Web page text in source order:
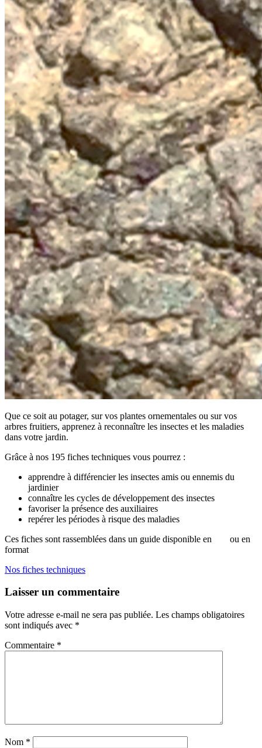
Que ce soit au potager, sur vos plantes ornementales ou sur vos
arbres fruitiers, apprenez à reconnaître les insectes et les maladies
dans votre jardin.
Grâce à nos 195 fiches techniques vous pourrez :
apprendre à différencier les insectes amis ou ennemis du
jardinier
connaître les cycles de développement des insectes
favoriser la présence des auxiliaires
repérer les périodes à risque des maladies
Ces fiches sont rassemblées dans un guide disponible en
ou en
format
Nos fiches techniques
Laisser un commentaire
Votre adresse e-mail ne sera pas publiée. Les champs obligatoires
sont indiqués avec *
Commentaire *
Nom *